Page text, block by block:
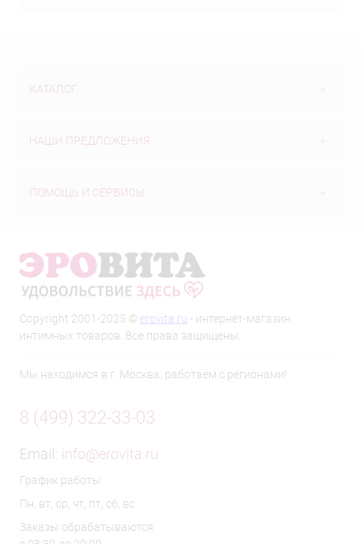
КАТАЛОГ
НАШИ ПРЕДЛОЖЕНИЯ
ПОМОЩЬ И СЕРВИСЫ
Copyright 2001-2025 © erovita.ru - интернет-магазин
интимных товаров. Все права защищены.
Мы находимся в г. Москва, работаем с регионами!
8 (499) 322-33-03
Email: info@erovita.ru
График работы
Пн, вт, ср, чт, пт, сб, вс
Заказы обрабатываются